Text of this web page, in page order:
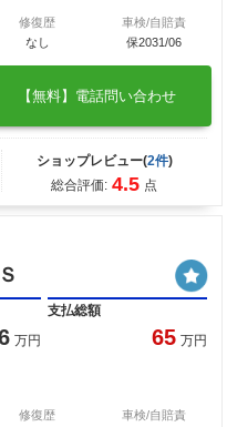
修復歴
なし
車検/自賠責
保2031/06
【無料】電話問い合わせ
ショップレビュー(2件)
総合評価: 4.5 点
万円
支払総額
65 万円
修復歴
車検/自賠責